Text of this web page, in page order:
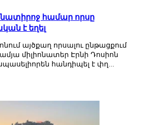
համար որսը
է եղել
այծքաղ որսալու ընթացքում
միլիոնատեր Էրնի Դոսիոն
հանդիպել է փղ...